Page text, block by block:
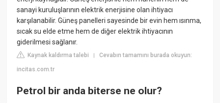
sanayi kuruluşlarının elektrik enerjisine olan ihtiyacı
karşılanabilir. Güneş panelleri sayesinde bir evin hem ısınma,
sıcak su elde etme hem de diğer elektrik ihtiyacının
giderilmesi sağlanır.
Kaynak kaldırma talebi |Cevabın tamamını burada okuyun:
incitas.com.tr
Petrol bir anda biterse ne olur?